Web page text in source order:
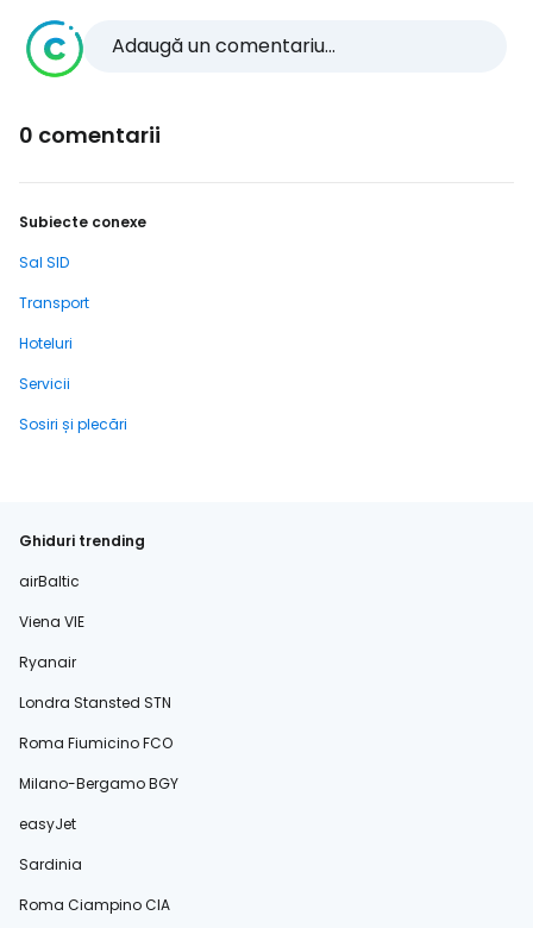
Adaugă un comentariu...
0 comentarii
Subiecte conexe
Sal SID
Transport
Hoteluri
Servicii
Sosiri și plecări
Ghiduri trending
airBaltic
Viena VIE
Ryanair
Londra Stansted STN
Roma Fiumicino FCO
Milano-Bergamo BGY
easyJet
Sardinia
Roma Ciampino CIA